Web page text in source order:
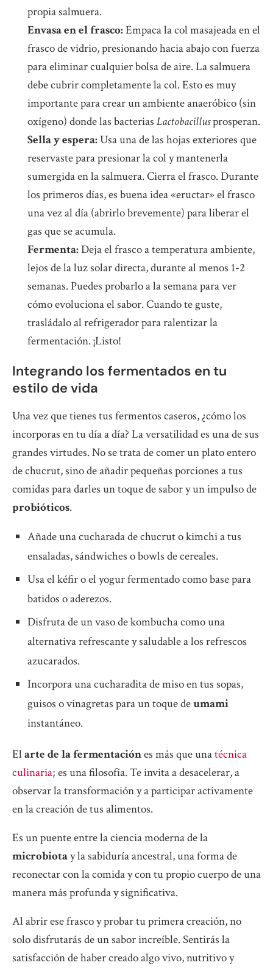
propia salmuera.
Envasa en el frasco:Empaca la col masajeada en el
frasco de vidrio, presionando hacia abajo con fuerza
para eliminar cualquier bolsa de aire. La salmuera
debe cubrir completamente la col. Esto es muy
importante para crear un ambiente anaeróbico (sin
oxígeno) donde las bacterias Lactobacillusprosperan.
Sella y espera: Usa una de las hojas exteriores que
reservaste para presionar la col y mantenerla
sumergida en la salmuera. Cierra el frasco. Durante
los primeros días, es buena idea «eructar» el frasco
una vez al día (abrirlo brevemente) para liberar el
gas que se acumula.
Fermenta:Deja el frasco a temperatura ambiente,
lejos de la luz solar directa, durante al menos 1-2
semanas. Puedes probarlo a la semana para ver
cómo evoluciona el sabor. Cuando te guste,
trasládalo al refrigerador para ralentizar la
fermentación. ¡Listo!
Integrando los fermentados en tu
estilo de vida
Una vez que tienes tus fermentos caseros, ¿cómo los
incorporas en tu día a día? La versatilidad es una de sus
grandes virtudes. No se trata de comer un plato entero
de chucrut, sino de añadir pequeñas porciones a tus
comidas para darles un toque de sabor y un impulso de
probióticos.
Añade una cucharada de chucrut o kimchi a tus
ensaladas, sándwiches o bowls de cereales.
Usa el kéfir o el yogur fermentado como base para
batidos o aderezos.
Disfruta de un vaso de kombucha como una
alternativa refrescante y saludable a los refrescos
azucarados.
Incorpora una cucharadita de miso en tus sopas,
guisos o vinagretas para un toque deumami
instantáneo.
Elarte de la fermentaciónes más que unatécnica
culinaria; es una filosofía. Te invita a desacelerar, a
observar la transformación y a participar activamente
en la creación de tus alimentos.
Es un puente entre la ciencia moderna de la
microbiotay la sabiduría ancestral, una forma de
reconectar con la comida y con tu propio cuerpo de una
manera más profunda y significativa.
Al abrir ese frasco y probar tu primera creación, no
solo disfrutarás de un sabor increíble. Sentirás la
satisfacción de haber creado algo vivo, nutritivo y